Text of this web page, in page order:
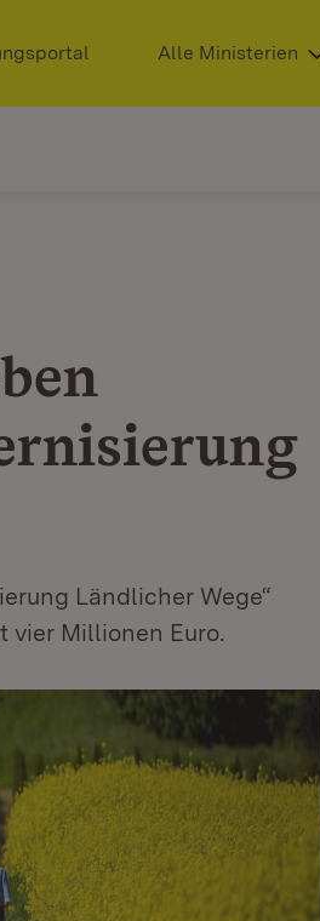
(Öffnet in neuem Fenster)
Alle Ministerien
Ländlicher Wege“
vier Millionen Euro.